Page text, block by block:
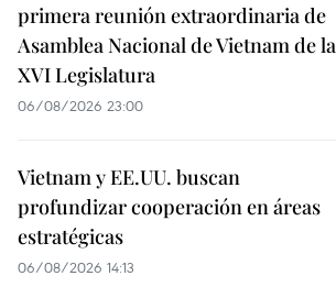
primera reunión extraordinaria de
Asamblea Nacional de Vietnam de la
XVI Legislatura
06/08/2026 23:00
Vietnam y EE.UU. buscan
profundizar cooperación en áreas
estratégicas
06/08/2026 14:13